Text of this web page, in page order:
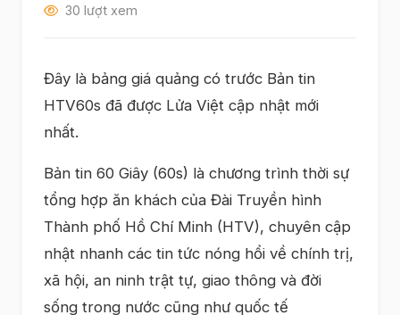
30 lượt xem
Đây là bảng giá quảng có trước Bản tin
HTV60s đã được Lửa Việt cập nhật mới
nhất.
Bản tin 60 Giây (60s) là chương trình thời sự
tổng hợp ăn khách của Đài Truyền hình
Thành phố Hồ Chí Minh (HTV), chuyên cập
nhật nhanh các tin tức nóng hổi về chính trị,
xã hội, an ninh trật tự, giao thông và đời
sống trong nước cũng như quốc tế